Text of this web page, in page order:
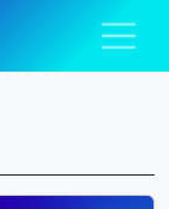
技部 –